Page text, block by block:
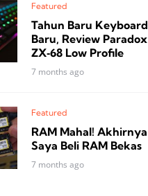
Featured
Tahun Baru Keyboard
Baru, Review Paradox
ZX‑68 Low Profile
7 months ago
Featured
RAM Mahal! Akhirnya
Saya Beli RAM Bekas
7 months ago